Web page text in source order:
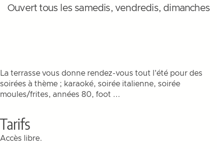
Ouvert tous les samedis, vendredis, dimanches
La terrasse vous donne rendez-vous tout l'été pour des
soirées à thème ; karaoké, soirée italienne, soirée
moules/frites, années 80, foot ...
Tarifs
Accès libre.